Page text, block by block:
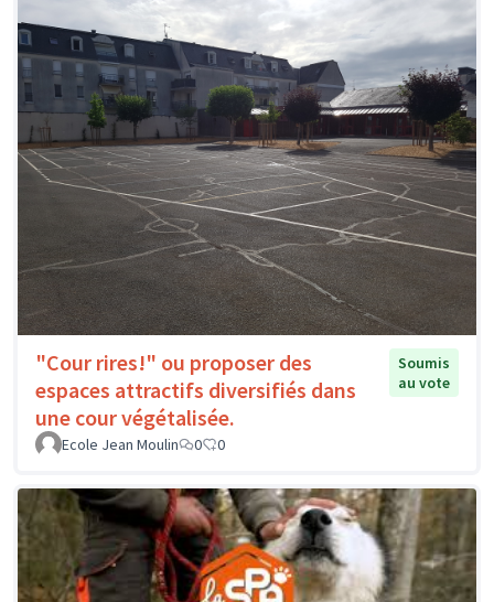
"Cour rires!" ou proposer des
espaces attractifs diversifiés dans
une cour végétalisée.
Soumis
au vote
Ecole Jean Moulin 0 0